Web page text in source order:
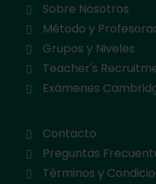
Sobre Nosotros
Método y
Grupos y Niveles
Teacher's
Exámenes
Contacto
Preguntas
Términos y